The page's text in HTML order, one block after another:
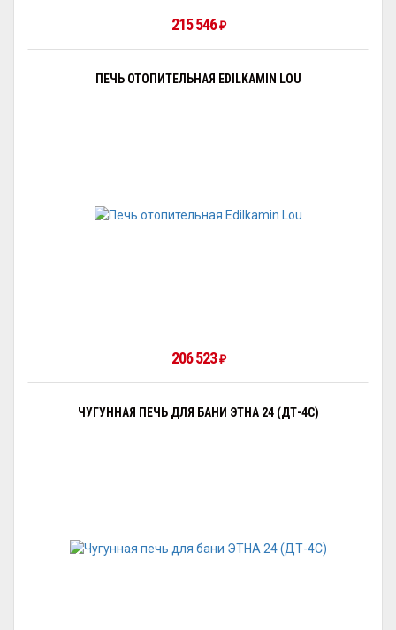
215 546 ₽
ПЕЧЬ ОТОПИТЕЛЬНАЯ EDILKAMIN LOU
206 523 ₽
ЧУГУННАЯ ПЕЧЬ ДЛЯ БАНИ ЭТНА 24 (ДТ-4С)